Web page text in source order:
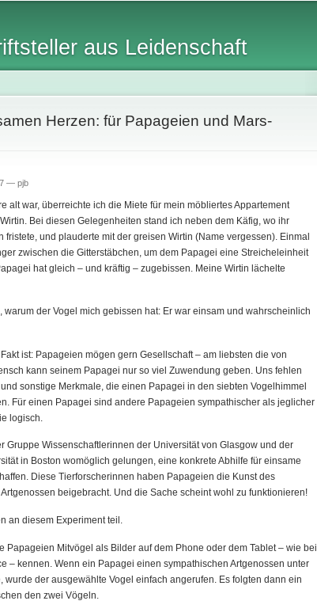
aus Leidenschaft
Herzen: für Papageien und Mars-
— pjb
alt war, überreichte ich die Miete für mein möbliertes Appartement
Bei diesen Gelegenheiten stand ich neben dem Käfig, wo ihr
fristete, und plauderte mit der greisen Wirtin (Name vergessen). Einmal
zwischen die Gitterstäbchen, um dem Papagei eine Streicheleinheit
hat gleich – und kräftig – zugebissen. Meine Wirtin lächelte
warum der Vogel mich gebissen hat: Er war einsam und wahrscheinlich
ist: Papageien mögen gern Gesellschaft – am liebsten die von
kann seinem Papagei nur so viel Zuwendung geben. Uns fehlen
sonstige Merkmale, die einen Papagei in den siebten Vogelhimmel
Für einen Papagei sind andere Papageien sympathischer als jeglicher
logisch.
Gruppe Wissenschaftlerinnen der Universität von Glasgow und der
in Boston womöglich gelungen, eine konkrete Abhilfe für einsame
Diese Tierforscherinnen haben Papageien die Kunst des
beigebracht. Und die Sache scheint wohl zu funktionieren!
an diesem Experiment teil.
Papageien Mitvögel als Bilder auf dem Phone oder dem Tablet – wie bei
– kennen. Wenn ein Papagei einen sympathischen Artgenossen unter
wurde der ausgewählte Vogel einfach angerufen. Es folgten dann ein
den zwei Vögeln.